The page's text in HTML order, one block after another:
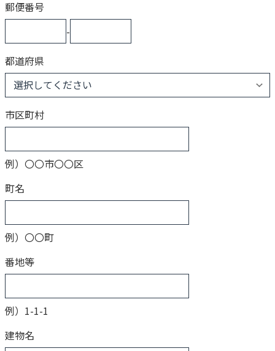
郵便番号
-
都道府県
市区町村
例）〇〇市〇〇区
町名
例）〇〇町
番地等
例）1-1-1
建物名